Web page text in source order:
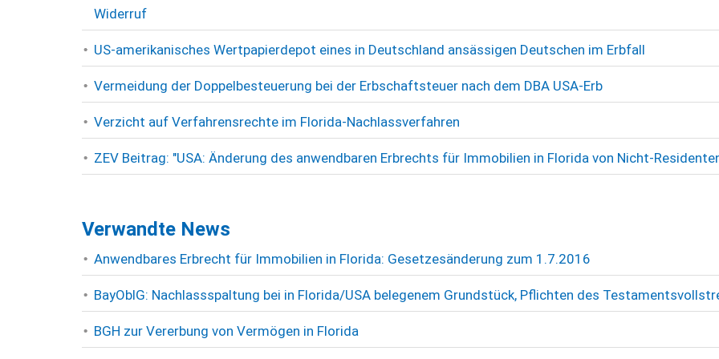
Widerruf
US-amerikanisches Wertpapierdepot eines in Deutschland ansässigen Deutschen im Erbfall
Vermeidung der Doppelbesteuerung bei der Erbschaftsteuer nach dem DBA USA-Erb
Verzicht auf Verfahrensrechte im Florida-Nachlassverfahren
ZEV Beitrag: "USA: Änderung des anwendbaren Erbrechts für Immobilien in Florida von Nicht-
Verwandte News
Anwendbares Erbrecht für Immobilien in Florida: Gesetzesänderung zum 1.7.2016
BayOblG: Nachlassspaltung bei in Florida/USA belegenem Grundstück, Pflichten des
BGH zur Vererbung von Vermögen in Florida